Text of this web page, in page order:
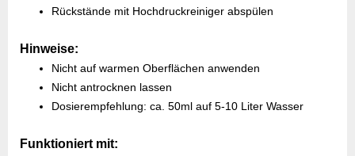
Rückstände mit Hochdruckreiniger abspülen
Hinweise:
Nicht auf warmen Oberflächen anwenden
Nicht antrocknen lassen
Dosierempfehlung: ca. 50ml auf 5-10 Liter Wasser
Funktioniert mit: